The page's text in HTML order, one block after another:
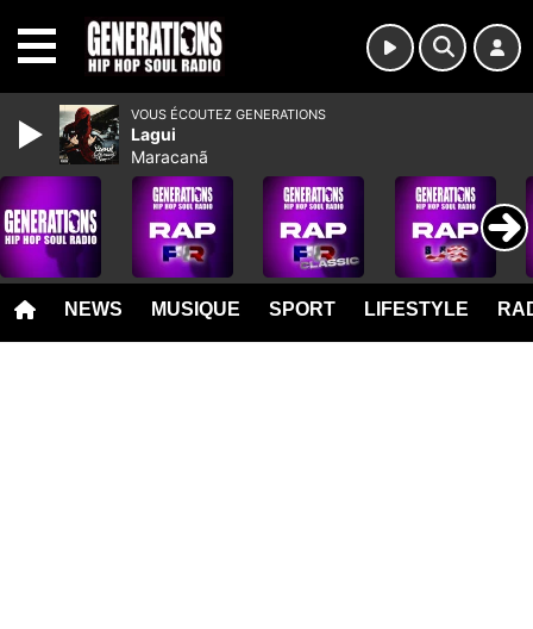
NEWS MUSIQUE SPORT LIFESTYLE
VOUS ÉCOUTEZ GENERATIONS
Lagui
Maracanã